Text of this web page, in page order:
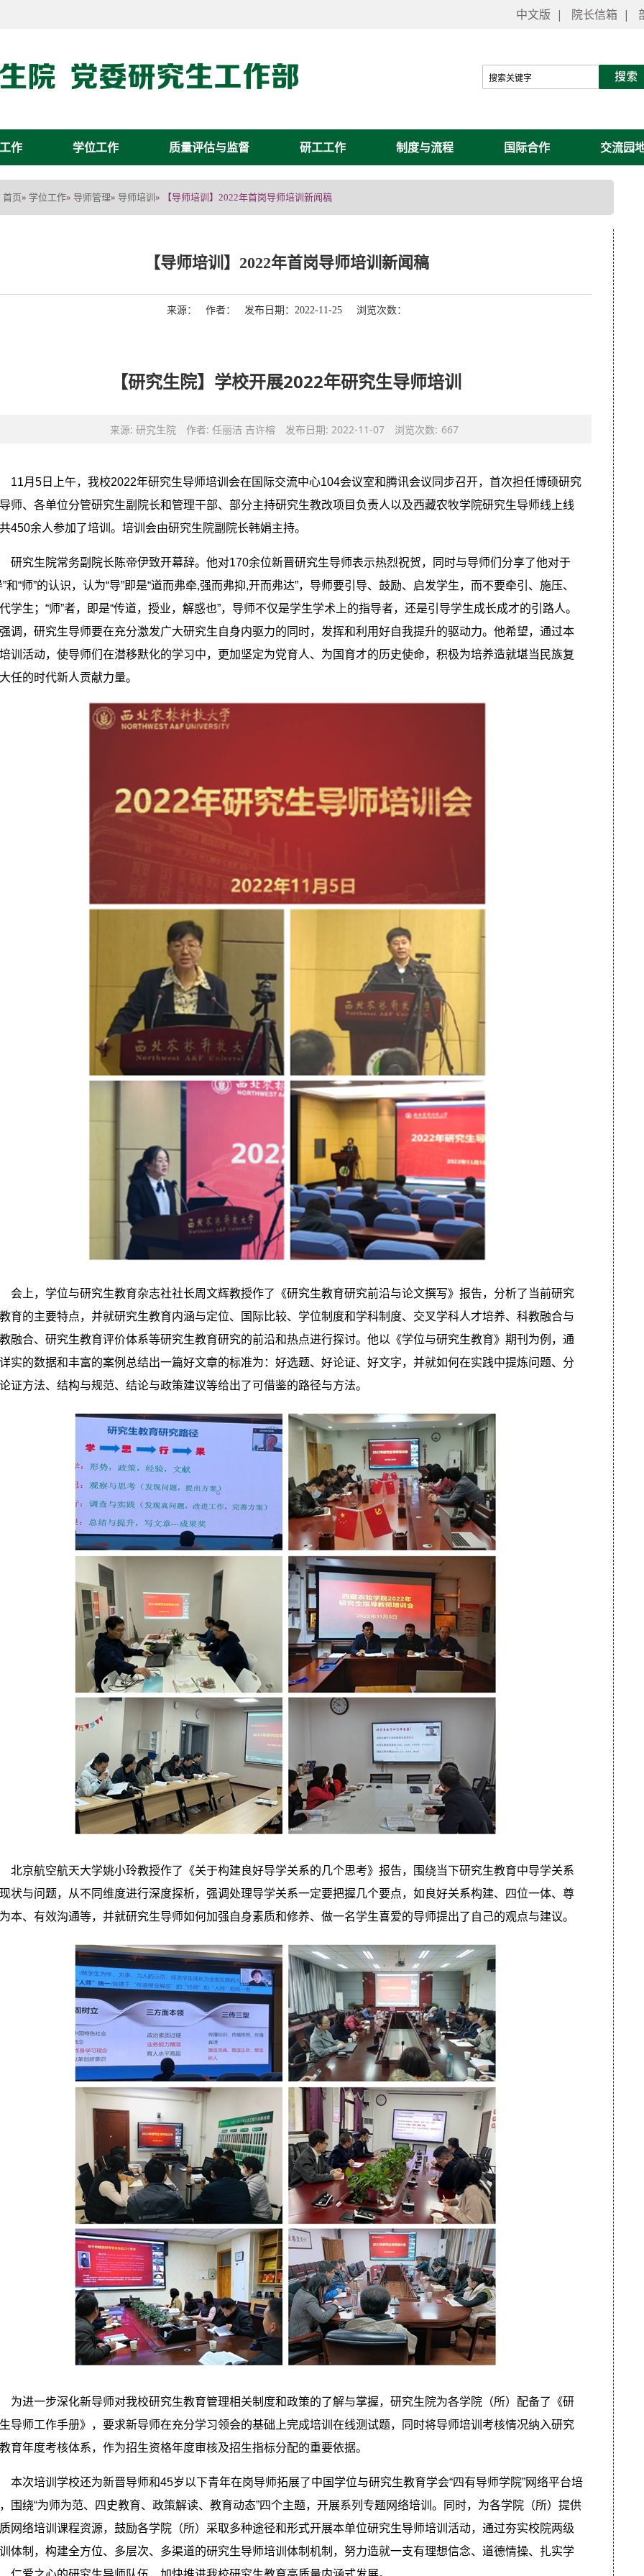
中文版 | 院长信箱 |
作 学位工作 质量评估与监督 研工工作 制度与流程 国际合作 交流园
首页» 学位工作» 导师管理» 导师培训» 【导师培训】2022年首岗导师培训新闻稿
【导师培训】2022年首岗导师培训新闻稿
来源： 作者： 发布日期：2022-11-25 浏览次数：
【研究生院】学校开展2022年研究生导师培训
来源: 研究生院 作者: 任丽洁 吉许榕 发布日期: 2022-11-07 浏览次数: 667
11月5日上午，我校2022年研究生导师培训会在国际交流中心104会议室和腾讯会议同步召开，首次担任博硕研究
师、各单位分管研究生副院长和管理干部、部分主持研究生教改项目负责人以及西藏农牧学院研究生导师线上线
450余人参加了培训。培训会由研究生院副院长韩娟主持。
研究生院常务副院长陈帝伊致开幕辞。他对170余位新晋研究生导师表示热烈祝贺，同时与导师们分享了他对于
”和“师”的认识，认为“导”即是“道而弗牵,强而弗抑,开而弗达”，导师要引导、鼓励、启发学生，而不要牵引、施压、
学生；“师”者，即是“传道，授业，解惑也”，导师不仅是学生学术上的指导者，还是引导学生成长成才的引路人。
调，研究生导师要在充分激发广大研究生自身内驱力的同时，发挥和利用好自我提升的驱动力。他希望，通过本
训活动，使导师们在潜移默化的学习中，更加坚定为党育人、为国育才的历史使命，积极为培养造就堪当民族复
任的时代新人贡献力量。
会上，学位与研究生教育杂志社社长周文辉教授作了《研究生教育研究前沿与论文撰写》报告，分析了当前研究
育的主要特点，并就研究生教育内涵与定位、国际比较、学位制度和学科制度、交叉学科人才培养、科教融合与
融合、研究生教育评价体系等研究生教育研究的前沿和热点进行探讨。他以《学位与研究生教育》期刊为例，通
实的数据和丰富的案例总结出一篇好文章的标准为：好选题、好论证、好文字，并就如何在实践中提炼问题、分
证方法、结构与规范、结论与政策建议等给出了可借鉴的路径与方法。
北京航空航天大学姚小玲教授作了《关于构建良好导学关系的几个思考》报告，围绕当下研究生教育中导学关系
状与问题，从不同维度进行深度探析，强调处理导学关系一定要把握几个要点，如良好关系构建、四位一体、尊
本、有效沟通等，并就研究生导师如何加强自身素质和修养、做一名学生喜爱的导师提出了自己的观点与建议。
为进一步深化新导师对我校研究生教育管理相关制度和政策的了解与掌握，研究生院为各学院（所）配备了《研
导师工作手册》，要求新导师在充分学习领会的基础上完成培训在线测试题，同时将导师培训考核情况纳入研究
育年度考核体系，作为招生资格年度审核及招生指标分配的重要依据。
本次培训学校还为新晋导师和45岁以下青年在岗导师拓展了中国学位与研究生教育学会“四有导师学院”网络平台培
围绕“为师为范、四史教育、政策解读、教育动态”四个主题，开展系列专题网络培训。同时，为各学院（所）提供
网络培训课程资源，鼓励各学院（所）采取多种途径和形式开展本单位研究生导师培训活动，通过夯实校院两级
体制，构建全方位、多层次、多渠道的研究生导师培训体制机制，努力造就一支有理想信念、道德情操、扎实学